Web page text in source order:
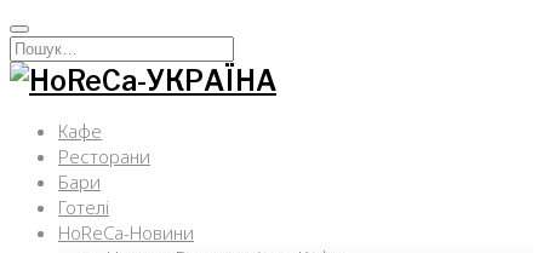
Перейти
к
содержимому
Искать:
Кафе
Ресторани
Бари
Готелі
HoReCa-Новини